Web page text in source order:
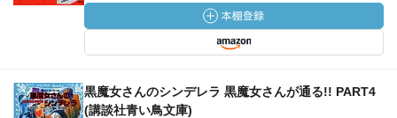
黒魔女さんのシンデレラ 黒魔女さんが通る!! PART4
(講談社青い鳥文庫)